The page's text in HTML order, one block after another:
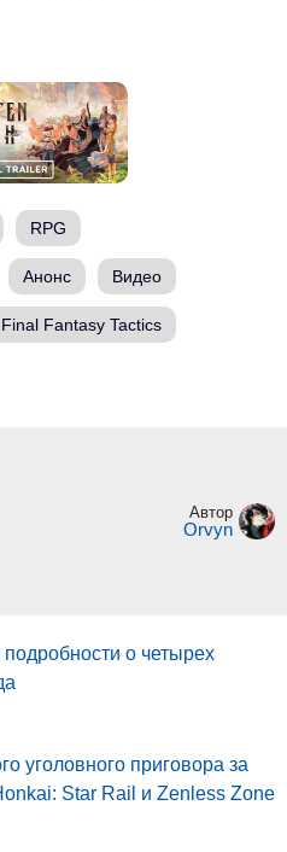
RPG
Анонс Видео
Final Fantasy Tactics
Автор
Orvyn
о четырех
уголовного приговора за
Star Rail и Zenless Zone